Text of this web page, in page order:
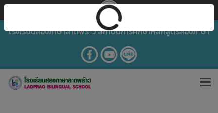
โรงเรียนสองภาษาลาดพร้าว สถาบันการศึกษาหลักสูตรสองภาษา